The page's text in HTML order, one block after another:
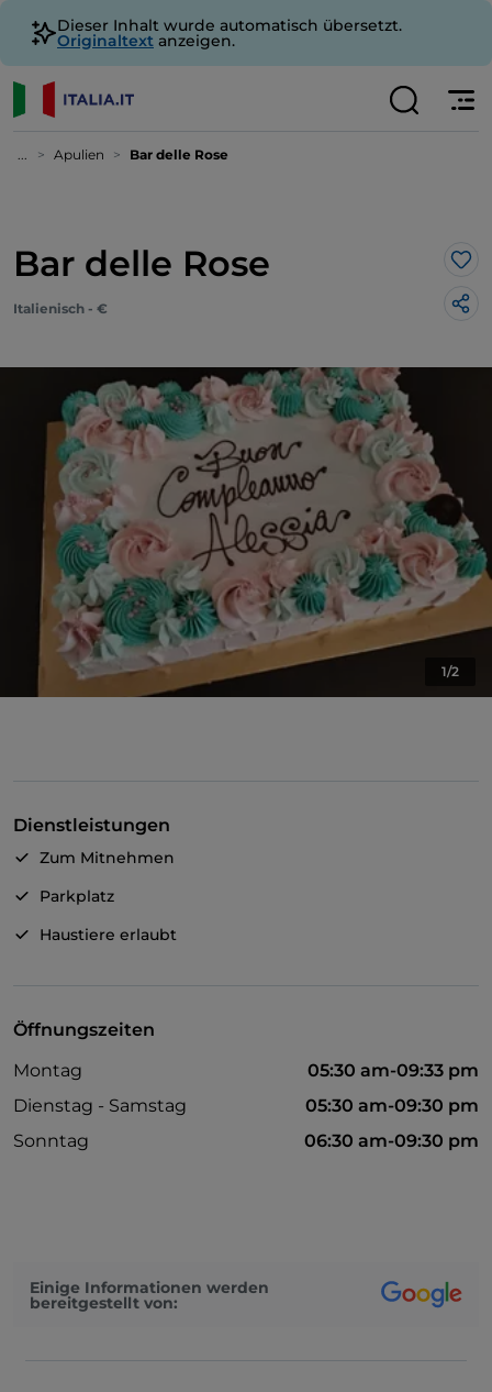
Dieser Inhalt wurde automatisch übersetzt.
Originaltext anzeigen.
... Apulien Bar delle Rose
Bar delle Rose
Italienisch - €
1/2
Dienstleistungen
Zum Mitnehmen
Parkplatz
Haustiere erlaubt
Öffnungszeiten
Montag
05:30 am-09:33 pm
Dienstag - Samstag
05:30 am-09:30 pm
Sonntag
06:30 am-09:30 pm
Einige Informationen werden
bereitgestellt von: